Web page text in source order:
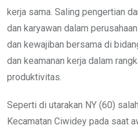
kerja sama. Saling pengertian
dan karyawan dalam
dan kewajiban bersama di
dan keamanan kerja dalam
produktivitas.
Seperti di utarakan NY (60)
Kecamatan Ciwidey pada saat